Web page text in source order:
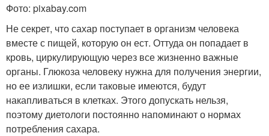
Фото: pixabay.com
Не секрет, что сахар поступает в организм человека
вместе с пищей, которую он ест. Оттуда он попадает в
кровь, циркулирующую через все жизненно важные
органы. Глюкоза человеку нужна для получения энергии,
но ее излишки, если таковые имеются, будут
накапливаться в клетках. Этого допускать нельзя,
поэтому диетологи постоянно напоминают о нормах
потребления сахара.